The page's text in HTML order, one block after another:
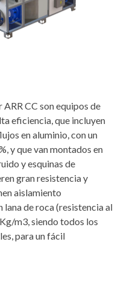
CC son equipos de
eficiencia, que incluyen
en aluminio, con un
y que van montados en
y esquinas de
gran resistencia y
aislamiento
de roca (resistencia al
m3, siendo todos los
para un fácil